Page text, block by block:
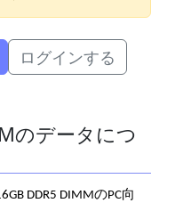
ログインする
のデータにつ
DDR5 DIMMのPC向